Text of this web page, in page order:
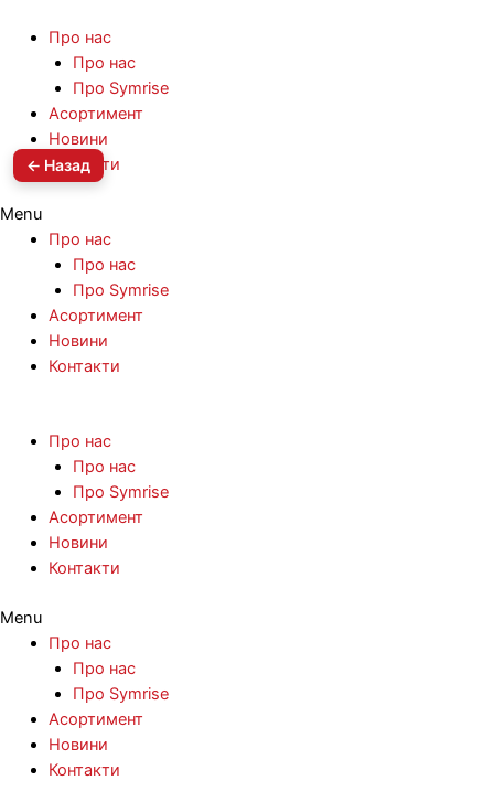
Про нас
Про нас
Про Symrise
Асортимент
Новини
Контакти
Menu
Про нас
Про нас
Про Symrise
Асортимент
Новини
Контакти
Про нас
Про нас
Про Symrise
Асортимент
Новини
Контакти
Menu
Про нас
Про нас
Про Symrise
Асортимент
Новини
Контакти
← Назад